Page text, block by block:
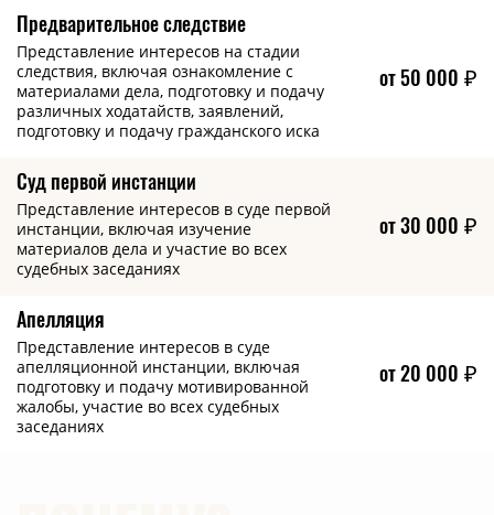
или иного дохода осужденного за период до пяти
лет либо без такового и с ограничением свободы на
срок до двух лет или без такового или пожизненным
лишением свободы.
посылки К. был задержан сотрудниками полиции.
При даче первоначальных показаний К. допустил,
казалось бы, фатальную ошибку для себя, оговорив
себя и показав сотрудникам полиции, что знал, что в
посылке находится наркотик, в результате чего был
помощь К., необходимо было доказать, что он
действительно не знал, что находится в посылке,
чему помогла сохранившиеся переписка с его
«товарищем». Несмотря на это доказать правоту
удалось только в суде апелляционной инстанции,
так как суд 1-й инстанции встал на сторону
обвинения.
Предварительное следствие
Представление интересов на стадии
следствия, включая ознакомление с
материалами дела, подготовку и подачу
различных ходатайств, заявлений,
подготовку и подачу гражданского иска
от 50 000 ₽
Суд первой инстанции
Представление интересов в суде первой
инстанции, включая изучение
материалов дела и участие во всех
судебных заседаниях
от 30 000 ₽
Апелляция
Представление интересов в суде
апелляционной инстанции, включая
подготовку и подачу мотивированной
жалобы, участие во всех судебных
заседаниях
от 20 000 ₽